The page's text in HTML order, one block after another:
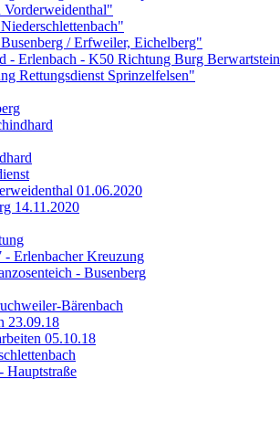
Vorderweidenthal"
/ Erfweiler, Eichelberg"
- Erlenbach - K50 Richtung Burg Berwartstein
Rettungsdienst Sprinzelfelsen"
01.06.2020
14.11.2020
Erlenbacher Kreuzung
- Busenberg
Bärenbach
23.09.18
05.10.18
Hauptstraße